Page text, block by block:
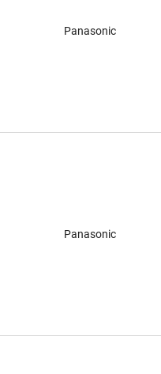
Panasonic
Panasonic